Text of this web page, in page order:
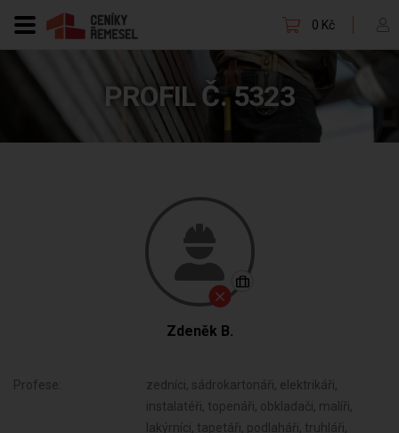
0 Kč
PROFIL Č. 5323
Zdeněk B.
Profese:
zedníci, sádrokartonáři, elektrikáři,
instalatéři, topenáři, obkladači, malíři,
lakýrníci, tapetáři, podlaháři, truhláři,